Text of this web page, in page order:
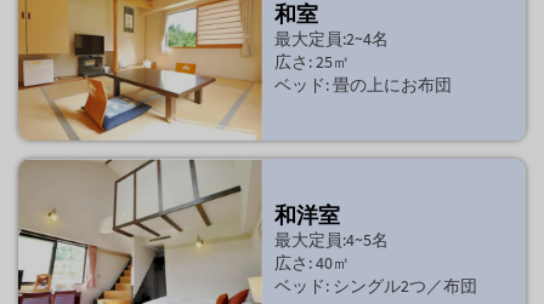
和室
最大定員:2~4名
広さ: 25㎡
ベッド: 畳の上にお布団
和洋室
最大定員:4~5名
広さ: 40㎡
ベッド: シングル2つ／布団